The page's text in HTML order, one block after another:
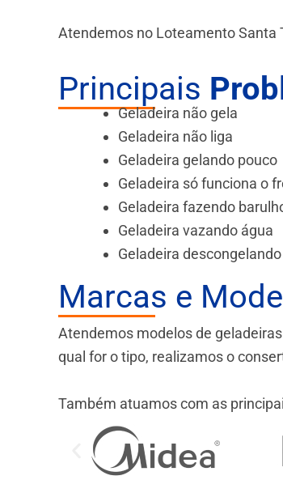
Atendemos no Loteamento Santa
Principais
Geladeira não gela
Geladeira não liga
Geladeira gelando pouco
Geladeira só funciona o
Geladeira fazendo
Geladeira vazando água
Geladeira descongelando
Marcas e
Atendemos modelos de
qual for o tipo, realizamos o
Também atuamos com as